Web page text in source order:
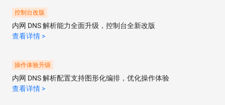
控制台改版
内网 DNS 解析能力全面升级，控制台全新改版
查看详情 >
操作体验升级
内网 DNS 解析配置支持图形化编排，优化操作体验
查看详情 >